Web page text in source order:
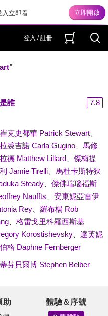
入立即看
登入 / 註冊
"
誰
7.8
克史都華 Patrick Stewart、
裘吉諾 Carla Gugino、 馬修
德 Matthew Lillard、 傑梅提
Jamie Tirelli、 馬杜卡斯特狄
Steady、 傑佛瑞瑙福斯
Nauffts
安東妮亞雷伊
Rey、 羅布楊 Rob
、 格雷戈里科羅西斯基
Korostishevsky、 達芙妮
格 Daphne Fernberger
芬貝爾博 Stephen Belber
助 體驗＆序號